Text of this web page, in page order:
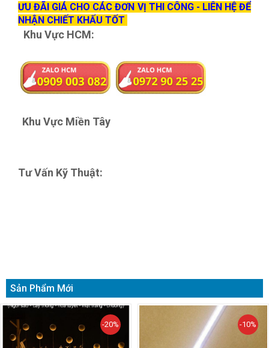
ƯU ĐÃI GIÁ CHO CÁC ĐƠN VỊ THI CÔNG - LIÊN HỆ ĐỂ
NHẬN CHIẾT KHẤU TỐT
Khu Vực HCM:
Khu Vực Miền Tây
Tư Vấn Kỹ Thuật:
Sản Phẩm Mới
-20% -10%